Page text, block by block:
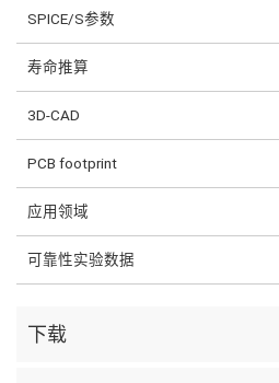
SPICE/S参数
寿命推算
3D-CAD
PCB footprint
应用领域
可靠性实验数据
下载